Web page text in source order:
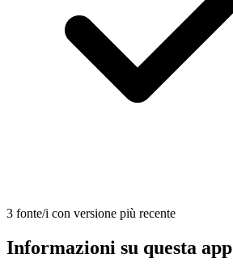
3 fonte/i con versione più recente
Informazioni su questa app